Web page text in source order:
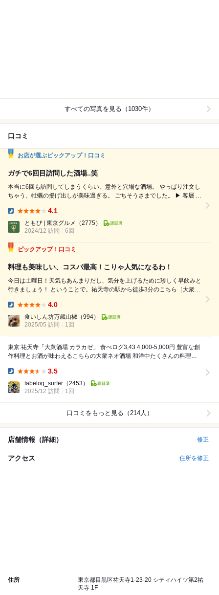
すべての写真を見る（1030件）
口コミ
お店が選ぶピックアップ！口コミ
ガチで6回目訪問した酒場..笑
本当に6回も訪問してしまうくらい、意外と穴場な酒場。 やっぱり注文し
ちゃう、牡蠣の揚げ出しが美味過ぎる。 ごちそうさまでした。 ▶︎ 客層 -
4.1
ともぴ | 東京グルメ
（2775）
2024/12 訪問
6回
ピックアップ！口コミ
料理も美味しい、コスパ最高！こりゃ人気になるわ！
今日は土曜日！天気もあんまりだし、気分を上げるために珍しく早飲みと
行きましょう！ ということで。祐天寺の駅から徒歩3分のこちら［大衆酒
に出てて前から狙っていたお店。 15:30入店ですでにお客さんがカウンタ
ー1名、と4...
4.0
食いしん坊万歳山椒 （994）
2025/05 訪問
1回
東京:祐天寺「大衆酒場 カラカゼ」 食べログ3,43 4,000-5,000円 豊富な創
作料理とお酒が味わえるこちらの大衆ネオ酒場 和洋中たくさんの料理が
3.5
tabelog_surfer （2453）
2025/12 訪問
1回
口コミをもっと見る（214人）
店舗情報（詳細） 修正
アクセス 住所を修正
住所
東京都目黒区祐天寺1-23-20 シティハイツ第2祐
天寺 1F